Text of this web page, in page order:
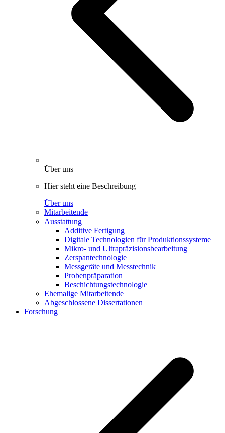
Über uns
Hier steht eine Beschreibung
Über uns
Mitarbeitende
Ausstattung
Additive Fertigung
Digitale Technologien für Produktionssysteme
Mikro- und Ultrapräzisionsbearbeitung
Zerspantechnologie
Messgeräte und Messtechnik
Probenpräparation
Beschichtungstechnologie
Ehemalige Mitarbeitende
Abgeschlossene Dissertationen
Forschung